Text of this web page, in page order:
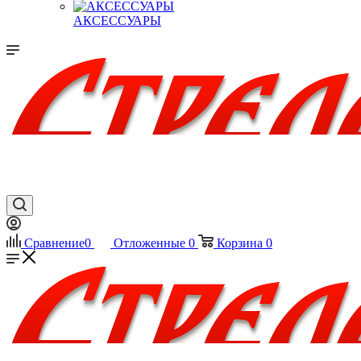
АКСЕССУАРЫ
Сравнение0 Отложенные 0 Корзина 0